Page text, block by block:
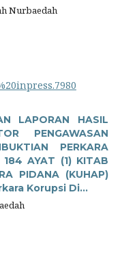
Nurbaedah
LAPORAN HASIL
PENGAWASAN
PERKARA
184 AYAT (1) KITAB
PIDANA (KUHAP)
Korupsi Di...